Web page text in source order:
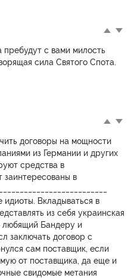
пребудут с вами милость
сила Святого Спота.
договоры на мощности
из Германии и других
средства в
заинтересованы в
идиоты. Вкладываться в
из себя украинская
любящий Бандеру и
заключать договор с
сам поставщик, если
от поставщика, да еще и
свидомые метания